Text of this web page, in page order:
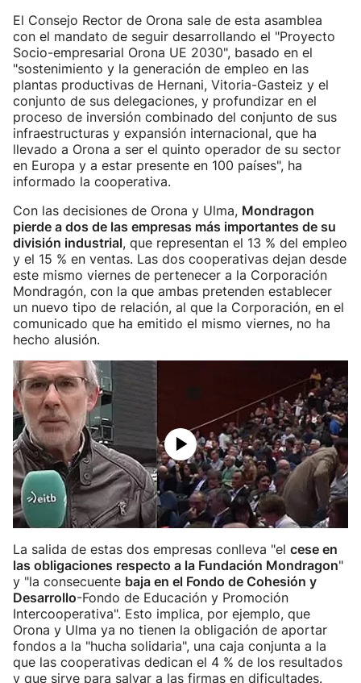
El Consejo Rector de Orona sale de esta asamblea
con el mandato de seguir desarrollando el "Proyecto
Socio-empresarial Orona UE 2030", basado en el
"sostenimiento y la generación de empleo en las
plantas productivas de Hernani, Vitoria-Gasteiz y el
conjunto de sus delegaciones, y profundizar en el
proceso de inversión combinado del conjunto de sus
infraestructuras y expansión internacional, que ha
llevado a Orona a ser el quinto operador de su sector
en Europa y a estar presente en 100 países", ha
informado la cooperativa.
Con las decisiones de Orona y Ulma, Mondragon
pierde a dos de las empresas más importantes de su
división industrial, que representan el 13 % del empleo
y el 15 % en ventas. Las dos cooperativas dejan desde
este mismo viernes de pertenecer a la Corporación
Mondragón, con la que ambas pretenden establecer
un nuevo tipo de relación, al que la Corporación, en el
comunicado que ha emitido el mismo viernes, no ha
hecho alusión.
La salida de estas dos empresas conlleva "el cese en
las obligaciones respecto a la Fundación Mondragon"
y "la consecuente baja en el Fondo de Cohesión y
Desarrollo-Fondo de Educación y Promoción
Intercooperativa". Esto implica, por ejemplo, que
Orona y Ulma ya no tienen la obligación de aportar
fondos a la "hucha solidaria", una caja conjunta a la
que las cooperativas dedican el 4 % de los resultados
y que sirve para salvar a las firmas en dificultades.